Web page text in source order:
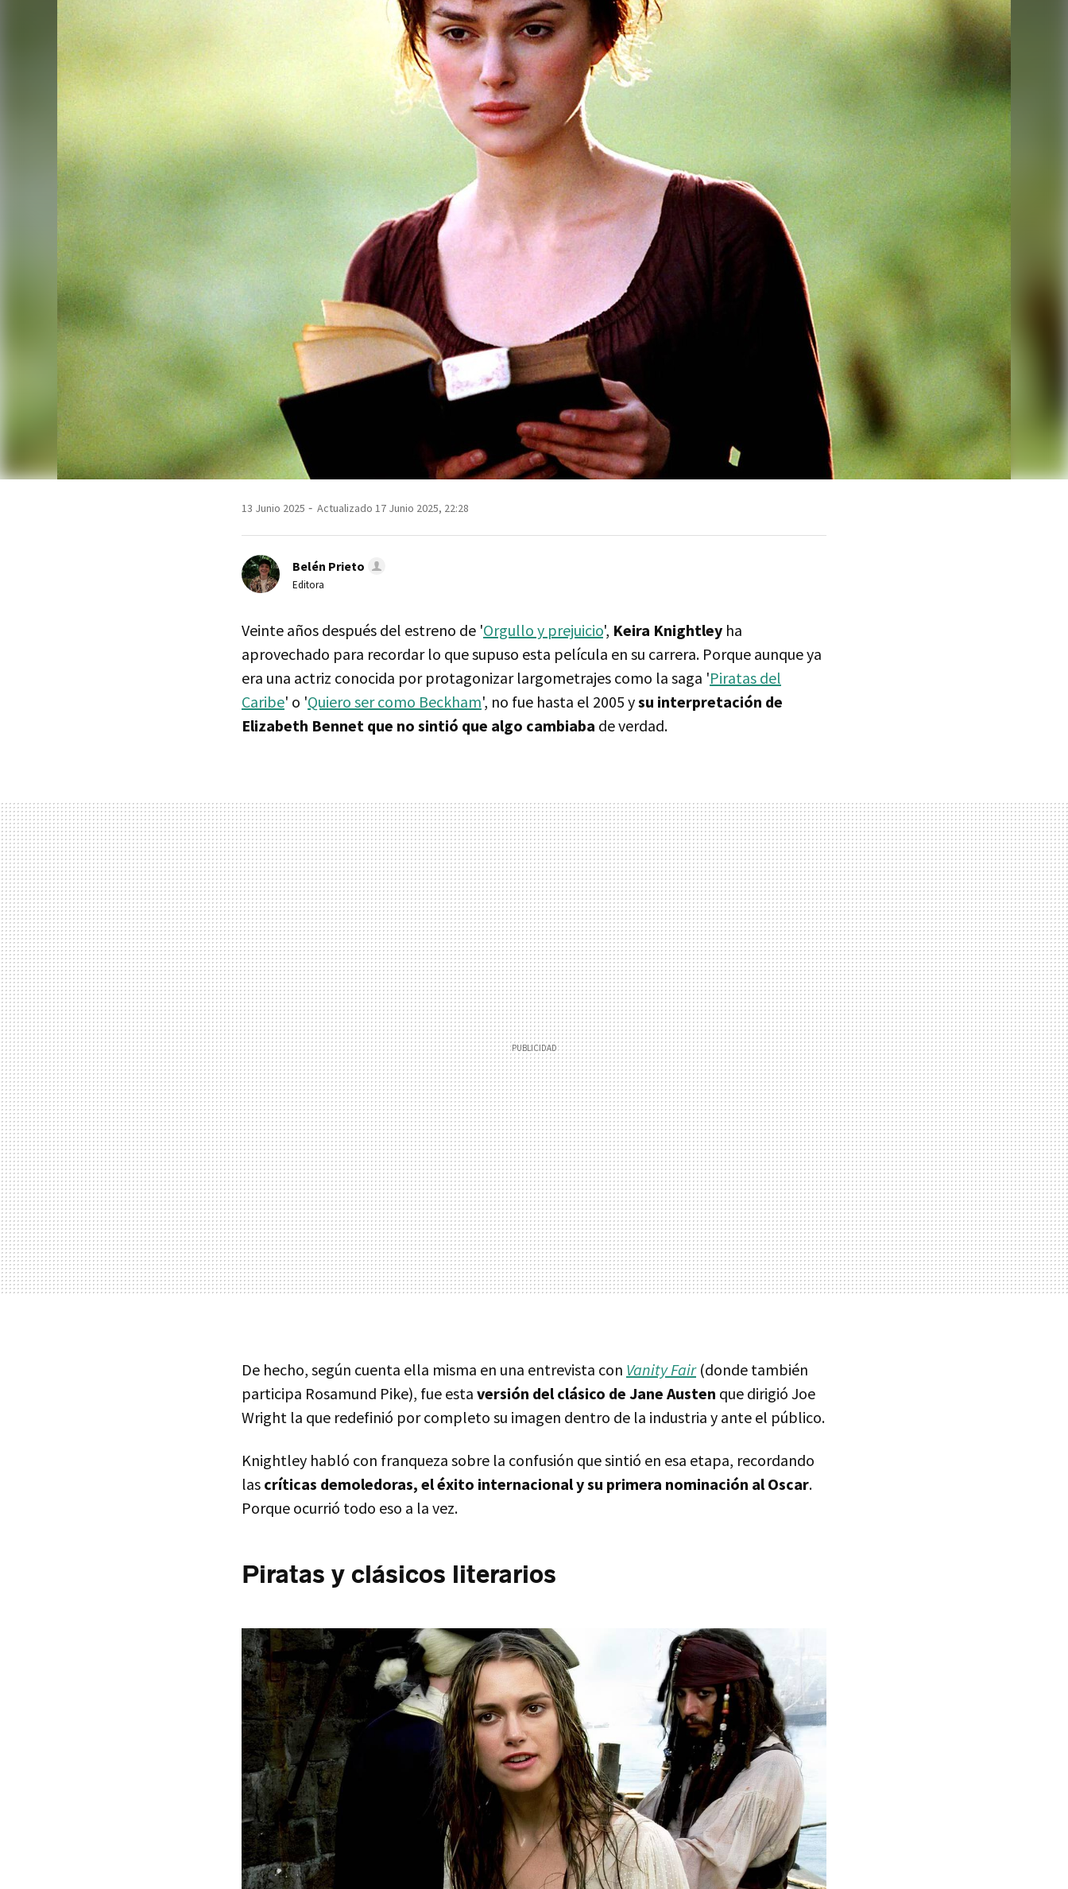
13 Junio 2025 Actualizado 17 Junio 2025, 22:28
Belén Prieto
Editora
Veinte años después del estreno de 'Orgullo y prejuicio', Keira Knightley ha
aprovechado para recordar lo que supuso esta película en su carrera. Porque aunque ya
era una actriz conocida por protagonizar largometrajes como la saga 'Piratas del
Caribe' o 'Quiero ser como Beckham', no fue hasta el 2005 ysu interpretación de
Elizabeth Bennet que no sintió que algo cambiaba de verdad.
De hecho, según cuenta ella misma en una entrevista con Vanity Fair(donde también
participa Rosamund Pike), fue esta versión del clásico de Jane Austen que dirigió Joe
Wright la que redefinió por completo su imagen dentro de la industria y ante el público.
Knightley habló con franqueza sobre la confusión que sintió en esa etapa, recordando
las críticas demoledoras, el éxito internacional y su primera nominación al Oscar.
Porque ocurrió todo eso a la vez.
Piratas y clásicos literarios